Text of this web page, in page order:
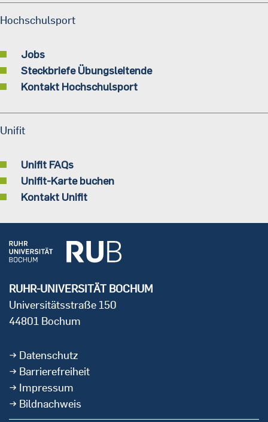
Hochschulsport
Jobs
Steckbriefe Übungsleitende
Kontakt Hochschulsport
Unifit
Unifit FAQs
Unifit-Karte buchen
Kontakt Unifit
RUHR-UNIVERSITÄT BOCHUM
Universitätsstraße 150
44801 Bochum
Datenschutz
Barrierefreiheit
Impressum
Bildnachweis